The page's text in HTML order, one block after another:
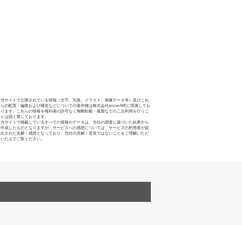
当サイトで公開されている情報（文字、写真、イラスト、画像データ等）及びこれ
らの配置・編集および構造などについての著作権は株式会社oricon MEに帰属してお
ります。これらの情報を権利者の許可なく無断転載・複製などの二次利用を行うこ
とは固く禁じております。
当サイトで掲載しているすべての情報やデータは、当社の調査に基づいた結果から
作成したものとなりますが、サービスへの感想については、サービスの利用者が提
出された見解・感想となっており、当社の見解・意見ではないことをご理解いただ
いた上でご覧ください。